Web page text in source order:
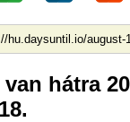
hátra